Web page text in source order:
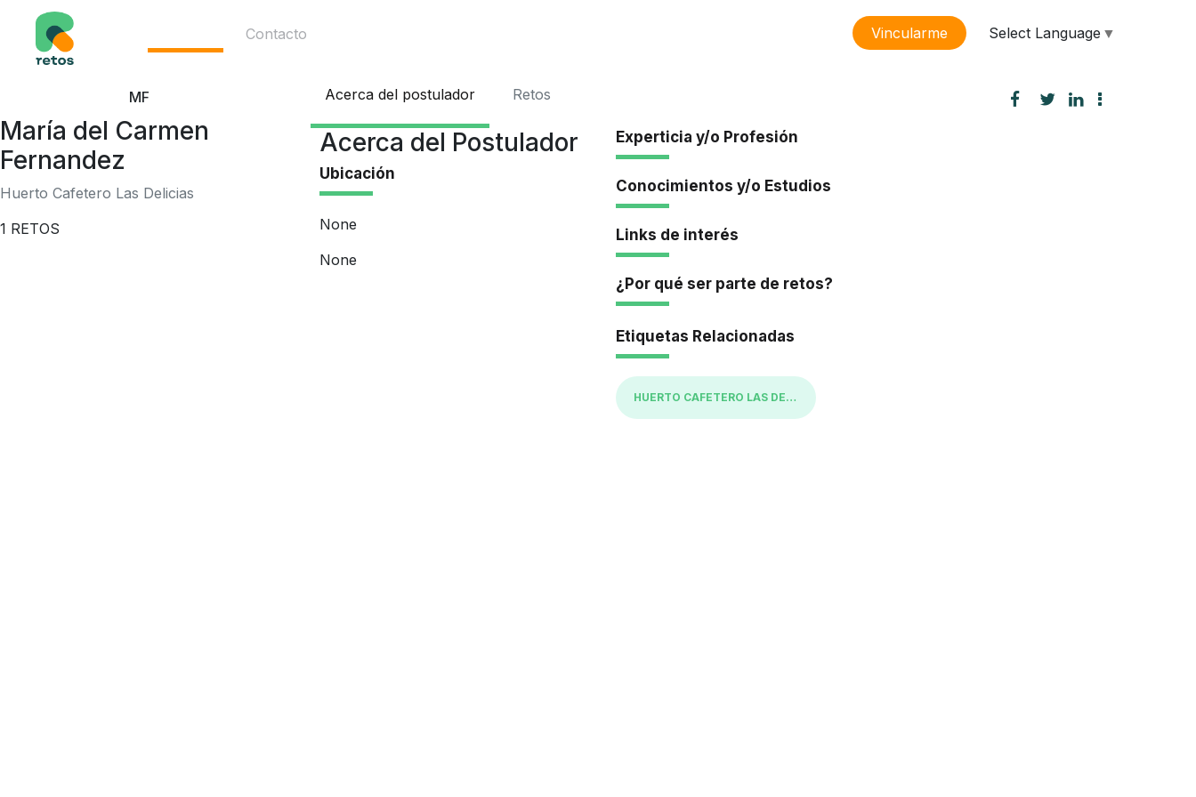
Contacto Vincularme Select Language ▼
MF
María del Carmen
Fernandez
Huerto Cafetero Las Delicias
1 RETOS
Acerca del postulador Retos
Acerca del Postulador
Ubicación
None
None
Experticia y/o Profesión
Conocimientos y/o Estudios
Links de interés
¿Por qué ser parte de retos?
Etiquetas Relacionadas
HUERTO CAFETERO LAS DELICIAS